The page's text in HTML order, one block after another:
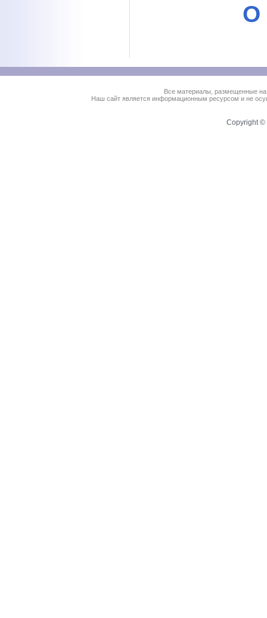
О
Все материалы, размещенные
Наш сайт является информационным ресурсом и не
Copyright ©